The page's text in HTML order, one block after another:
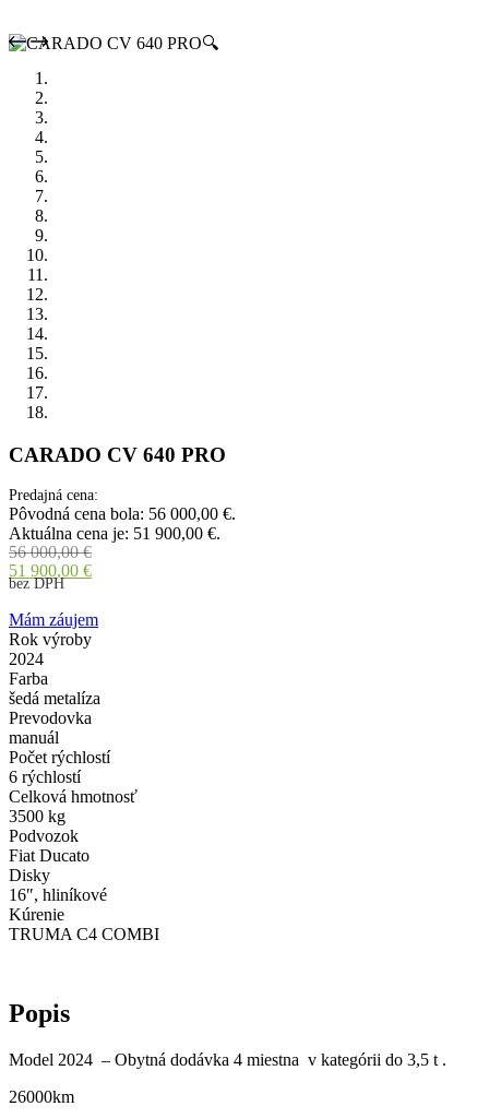
🔍
CARADO CV 640 PRO
Predajná cena:
56 000,00€
Pôvodná cena bola: 56 000,00 €.
51 900,00 €
Aktuálna cena je: 51 900,00 €.
bez DPH
Mám záujem
Rok výroby
2024
Farba
šedá metalíza
Prevodovka
manuál
Počet rýchlostí
6 rýchlostí
Celková hmotnosť
3500 kg
Podvozok
Fiat Ducato
Disky
16″, hliníkové
Kúrenie
TRUMA C4 COMBI
Popis
Model 2024 – Obytná dodávka 4 miestna v kategórii do 3,5 t .
26000km